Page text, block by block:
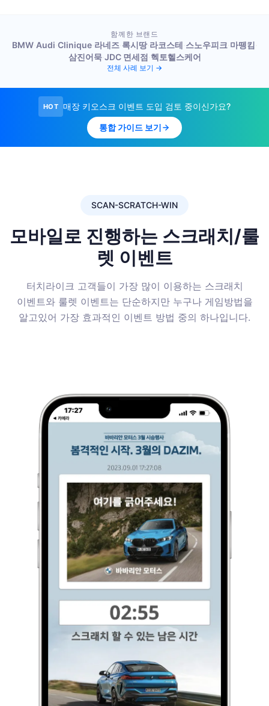
함께한 브랜드
BMW· Audi Clinique· 라네즈 록시땅· 라코스테 스노우피크 마뗑킴
삼진어묵· JDC 면세점 헥토헬스케어
전체 사례 보기 →
HOT 매장 키오스크 이벤트 도입 검토 중이신가요?
통합 가이드 보기
SCAN-SCRATCH-WIN
모바일로 진행하는 스크래치/룰
렛 이벤트
터치라이크 고객들이 가장 많이 이용하는 스크래치
이벤트와 룰렛 이벤트는 단순하지만 누구나 게임방법을
알고있어 가장 효과적인 이벤트 방법 중의 하나입니다.